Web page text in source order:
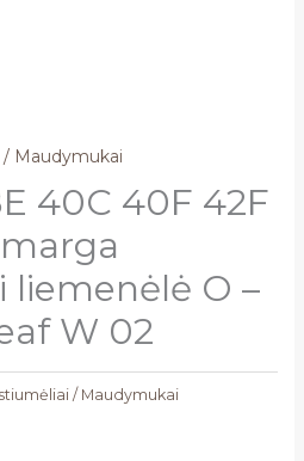
Maudymukai
40C 40F 42F
liemenėlė O –
W 02
/ Maudymukai